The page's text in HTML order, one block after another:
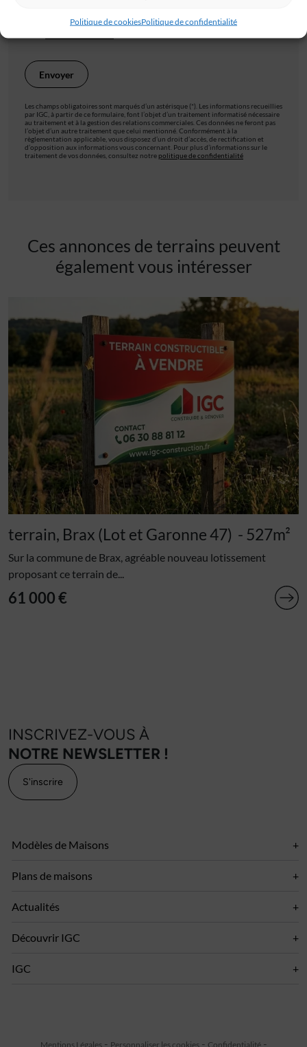
Politique de cookiesPolitique de confidentialité
Je valide avoir pris connaissance de lapolitique de
Les champs obligatoires sont marqués d’un astérisque (*). Les informations recueillies
par IGC, à partir de ce formulaire, font l’objet d’un traitement informatisé nécessaire
au traitement et à la gestion des relations commerciales. Ces données ne feront pas
l’objet d’un autre traitement que celui mentionné. Conformément à la
règlementation applicable, vous disposez d’un droit d’accès, de rectification et
d’opposition aux informations vous concernant. Pour plus d’informations sur le
traitement de vos données, consultez notre politique de confidentialité
Ces annonces de terrains peuvent
également vous intéresser
terrain, Brax (Lot et Garonne 47) - 527m²
Sur la commune de Brax, agréable nouveau lotissement
proposant ce terrain de...
61 000 €
INSCRIVEZ-VOUS À
NOTRE NEWSLETTER !
S'inscrire
Modèles de Maisons
Plans de maisons
Actualités
Découvrir IGC
IGC
Mentions Légales Personnaliser les cookies Confidentialité